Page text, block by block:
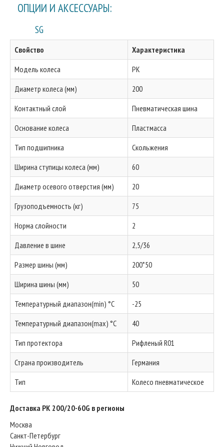
ОПЦИИ И АКСЕССУАРЫ:
SG
Свойство
Характеристика
Модель колеса
PK
Диаметр колеса (мм)
200
Контактный слой
Пневматическая шина
Основание колеса
Пластмасса
Тип подшипника
Скольжения
Ширина ступицы колеса (мм)
60
Диаметр осевого отверстия (мм)
20
Грузоподъемность (кг)
75
Норма слойности
2
Давление в шине
2,5/36
Размер шины (мм)
200*50
Ширина шины (мм)
50
Температурный диапазон(min) °C
-25
Температурный диапазон(max) °C
40
Тип протектора
Рифленый R01
Страна производитель
Германия
Тип
Колесо пневматическое
Доставка PK 200/20-60G в регионы
Москва
Санкт-Петербург